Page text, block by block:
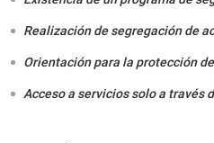
Realización de segregación de
Orientación para la protección
Acceso a servicios solo a través